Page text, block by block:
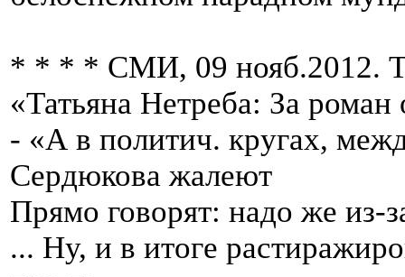
* * * * СМИ, 09 нояб.2012.
«Татьяна Нетреба: За роман
- «А в политич. кругах,
Сердюкова жалеют
Прямо говорят: надо же из-
... Ну, и в итоге